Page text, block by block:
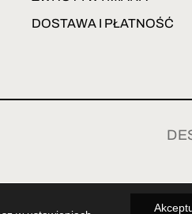
DOSTAWA I PŁATNOŚĆ